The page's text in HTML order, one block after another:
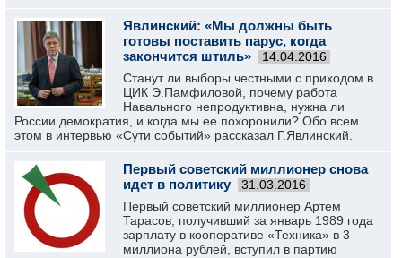
Явлинский: «Мы должны быть
готовы поставить парус, когда
закончится штиль»
14.04.2016
Станут ли выборы честными с приходом в
ЦИК Э.Памфиловой, почему работа
Навального непродуктивна, нужна ли
России демократия, и когда мы ее похоронили? Обо всем
этом в интервью «Сути событий» рассказал Г.Явлинский.
Первый советский миллионер снова
идет в политику
31.03.2016
Первый советский миллионер Артем
Тарасов, получивший за январь 1989 года
зарплату в кооперативе «Техника» в 3
миллиона рублей, вступил в партию